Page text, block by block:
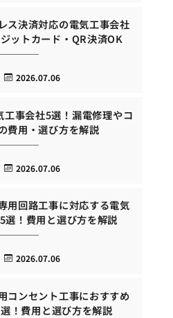
ス決済対応の電気工事会社
ットカード・QR決済OK
2026.07.06
事会社5選！漏電修理やコ
費用・選び方を解説
2026.07.06
用回路工事に対応する電気
選！費用と選び方を解説
2026.07.06
コンセント工事におすすめ
！費用と選び方を解説